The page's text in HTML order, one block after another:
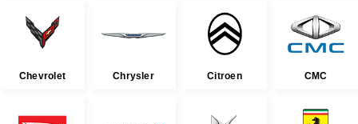
Chevrolet Chrysler Citroen CMC